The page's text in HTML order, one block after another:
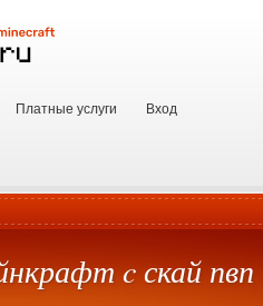
Платные услуги
Вход
c скай пвп